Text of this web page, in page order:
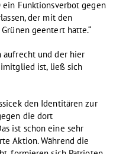
ein Funktionsverbot gegen
der mit den
geentert hatte.“
aufrecht und der hier
ist, ließ sich
den Identitären zur
die dort
ist schon eine sehr
Aktion. Während die